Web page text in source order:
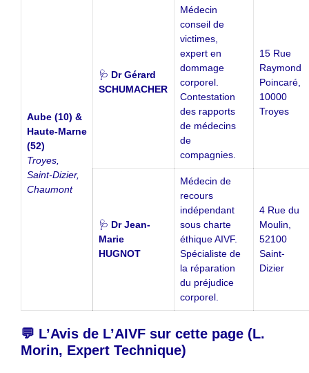
Aube (10) &
Haute-Marne
(52)
Troyes,
Saint-Dizier,
Chaumont
🩺 Dr Gérard
SCHUMACHER
Médecin
conseil de
victimes,
expert en
dommage
corporel.
Contestation
des rapports
de médecins
de
compagnies.
15 Rue
Raymond
Poincaré,
10000
Troyes
🩺 Dr Jean-
Marie
HUGNOT
Médecin de
recours
indépendant
sous charte
éthique AIVF.
Spécialiste de
la réparation
du préjudice
corporel.
4 Rue du
Moulin,
52100
Saint-
Dizier
💬 L’Avis de L’AIVF sur cette page (L.
Morin, Expert Technique)